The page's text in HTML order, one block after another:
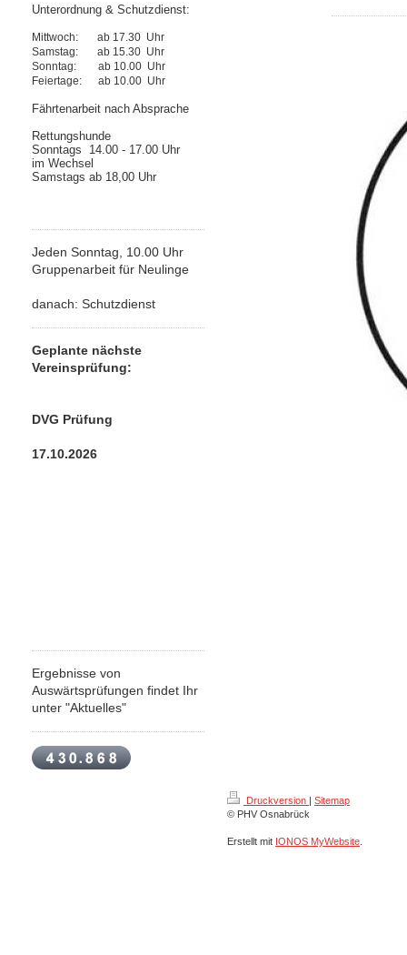
Unterordnung & Schutzdienst:
Mittwoch: ab 17.30 Uhr
Samstag: ab 15.30 Uhr
Sonntag: ab 10.00 Uhr
Feiertage: ab 10.00 Uhr
Fährtenarbeit nach Absprache
Rettungshunde
Sonntags 14.00 - 17.00 Uhr
im Wechsel
Samstags ab 18,00 Uhr
Jeden Sonntag, 10.00 Uhr
Gruppenarbeit für Neulinge
danach: Schutzdienst
Geplante nächste
Vereinsprüfung:
DVG Prüfung
17.10.2026
Ergebnisse von
Auswärtsprüfungen findet Ihr
unter "Aktuelles"
Druckversion | Sitemap
© PHV Osnabrück
Erstellt mit IONOS MyWebsite